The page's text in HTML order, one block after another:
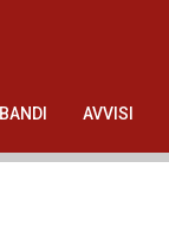
BANDI AVVISI